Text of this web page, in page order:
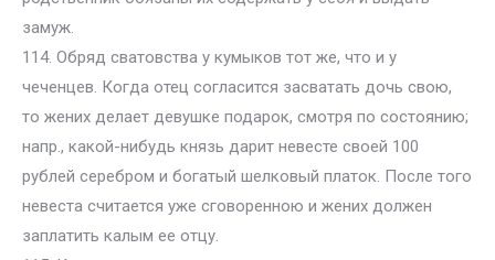
замуж.
114. Обряд сватовства у кумыков тот же, что и у
чеченцев. Когда отец согласится засватать дочь свою,
то жених делает девушке подарок, смотря по состоянию;
напр., какой-нибудь князь дарит невесте своей 100
рублей серебром и богатый шелковый платок. После того
невеста считается уже сговоренною и жених должен
заплатить калым ее отцу.